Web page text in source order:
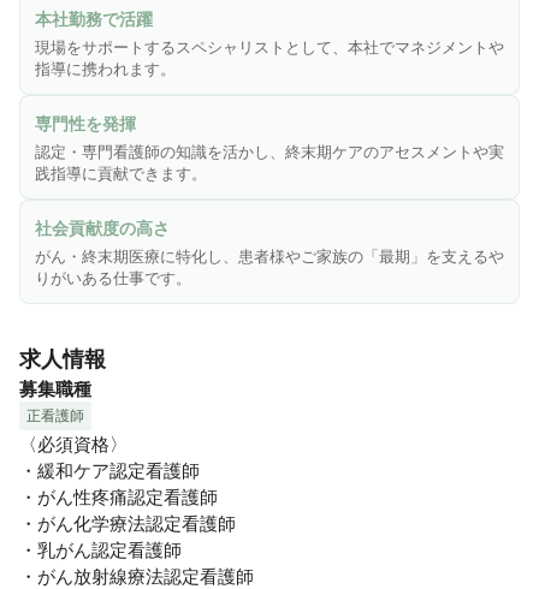
▼働く職員をサポートする部署での、マネジメント業務を行
っていただきます。
■ がん・終末期ケアに特化した医療施設型ホスピス「医心
館」
医療・福祉業界において様々な社会課題があります。
① 終末期の患者様→「最期の時間を思うように過ごせない」
した場合のご不安。
③ 看護師様→「もっとしたい看護がある」けど、出来ない環
境。
④ 医療機関→ 退院先が見つからない。
これらの社会課題を解決すべく『医心館』が生まれました。
本社勤務で活躍
現場をサポートするスペシャリストとして、本社でマネジメントや
指導に携われます。
専門性を発揮
認定・専門看護師の知識を活かし、終末期ケアのアセスメントや実
践指導に貢献できます。
社会貢献度の高さ
がん・終末期医療に特化し、患者様やご家族の「最期」を支えるや
りがいある仕事です。
求人情報
募集職種
正看護師
〈必須資格〉
・緩和ケア認定看護師
・がん性疼痛認定看護師
・がん化学療法認定看護師
・乳がん認定看護師
・がん放射線療法認定看護師